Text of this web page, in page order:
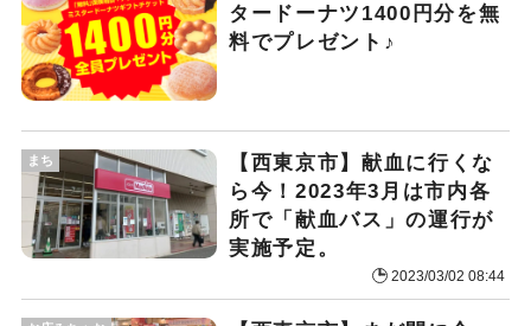
タードーナツ1400円分を無
料でプレゼント♪
【西東京市】献血に行くな
ら今！2023年3月は市内各
所で「献血バス」の運行が
実施予定。
2023/03/02 08:44
まち